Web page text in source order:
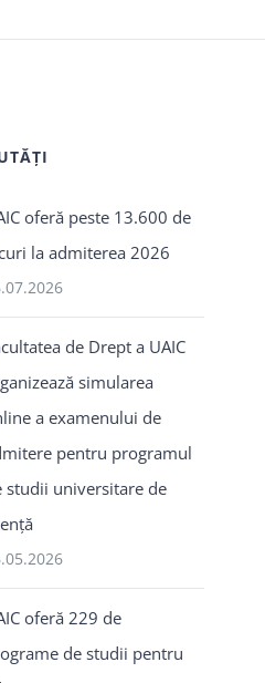
oferă peste 13.600 de
la admiterea 2026
de Drept a UAIC
simularea
a examenului de
pentru programul
studii universitare de
oferă 229 de
de studii pentru